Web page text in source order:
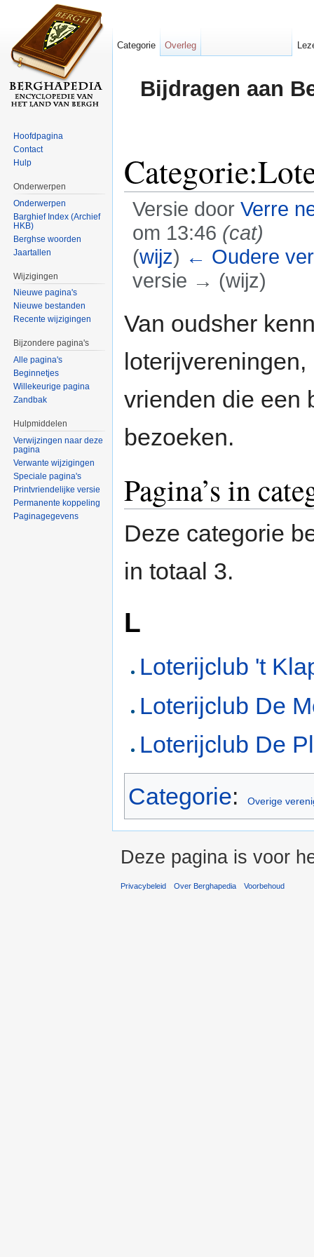
Bijdragen aan
Versie door Verre
om 13:46 (cat)
(wijz) ← Oudere
versie → (wijz)
Van oudsher
vrienden die een
bezoeken.
Pagina’s in
Deze categorie
in totaal 3.
L
Loterijclub 't
Loterijclub De
Loterijclub De
Categorie: Overige
Categorie Overleg
Hoofdpagina
Contact
Hulp
Onderwerpen
Onderwerpen
Barghief Index (Archief
HKB)
Berghse woorden
Jaartallen
Wijzigingen
Nieuwe pagina's
Nieuwe bestanden
Recente wijzigingen
Bijzondere pagina's
Alle pagina's
Beginnetjes
Willekeurige pagina
Zandbak
Hulpmiddelen
Verwijzingen naar deze
pagina
Verwante wijzigingen
Speciale pagina's
Printvriendelijke versie
Permanente koppeling
Paginagegevens
Deze pagina is voor
Privacybeleid Over Berghapedia Voorbehoud